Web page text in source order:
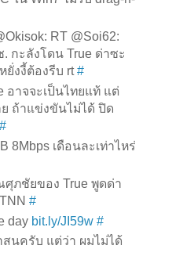
RT @Soi62:
กะลังโดน True ด่าซะ
ยั่งงี้ต้องรีบ rt#
อาจจะเป็นไทยแท้ แต่
ถ้าแข่งขันไม่ได้ ปิด
#
8Mbps เดือนละเท่าไหร่
ภชัยของ True พูดด่า
#
day bit.ly/JI59w #
นครับ แต่ว่า ผมไม่ได้